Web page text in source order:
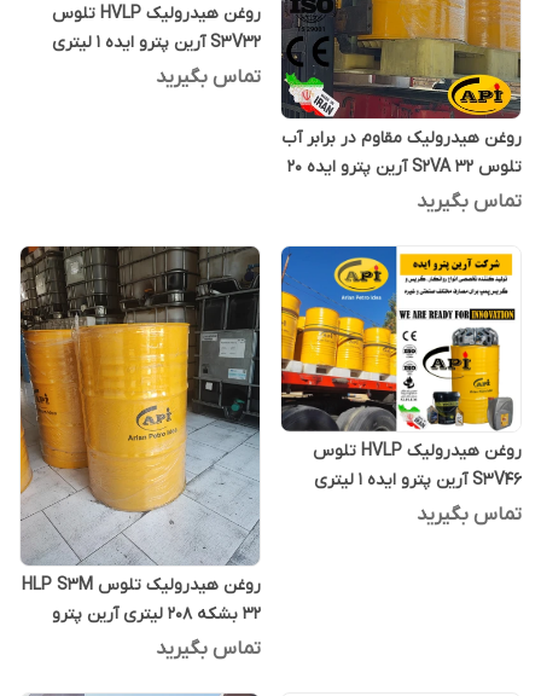
روغن هیدرولیک مقاوم در برابر آب
تلوس S2VA 32 آرین پترو ایده 20
لیتری
تماس بگیرید
روغن هیدرولیک HVLP تلوس
S3V32 آرین پترو ایده 1 لیتری
تماس بگیرید
روغن هیدرولیک HVLP تلوس
S3V46 آرین پترو ایده 1 لیتری
تماس بگیرید
روغن هیدرولیک تلوس HLP S3M
32 بشکه 208 لیتری آرین پترو
ایده
تماس بگیرید